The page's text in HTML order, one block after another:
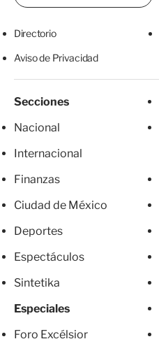
Directorio
Aviso de Privacidad
Secciones
Nacional
Internacional
Finanzas
Ciudad de México
Deportes
Espectáculos
Sintetika
Especiales
Foro Excélsior